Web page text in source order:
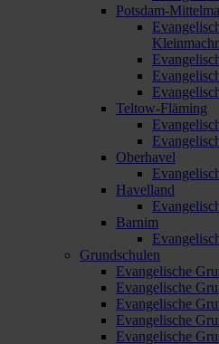
Potsdam-
Teltow-Fläming
Oberhavel
Havelland
Barnim
Grundschulen
Evangelische
Evangelische
Evangelische
Evangelische
Evangelische